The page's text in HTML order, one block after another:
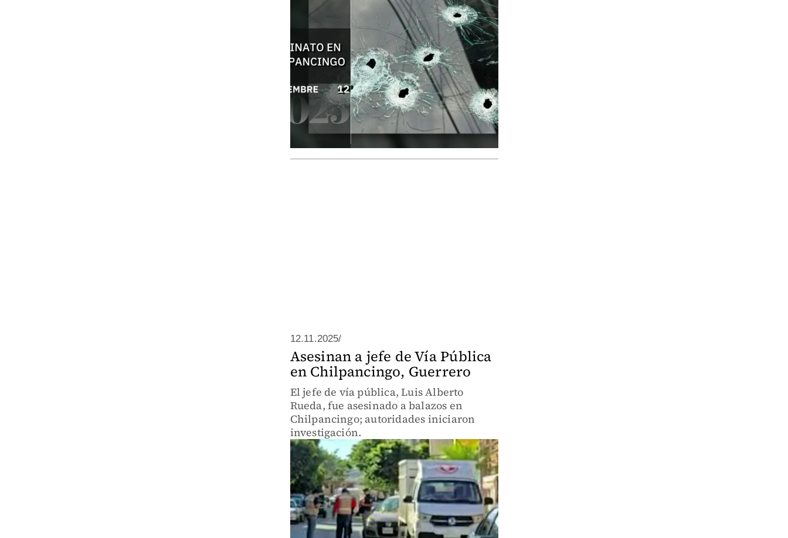
12.11.2025/
Asesinan a jefe de Vía Pública
en Chilpancingo, Guerrero
El jefe de vía pública, Luis Alberto
Rueda, fue asesinado a balazos en
Chilpancingo; autoridades iniciaron
investigación.